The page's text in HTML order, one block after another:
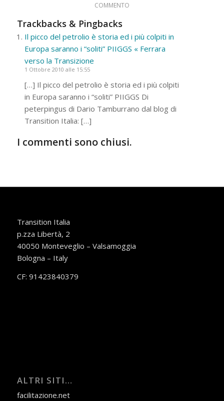
COMMENTO
Trackbacks & Pingbacks
Il picco del petrolio è storia ed i più colpiti in
Europa saranno i “soliti” PIIGGS « Ferrara
verso la Transizione
1 Ottobre 2010 alle 15:55
[…] Il picco del petrolio è storia ed i più colpiti
in Europa saranno i “soliti” PIIGGS Di
peterpingus di Dario Tamburrano dal blog di
Transition Italia: […]
I commenti sono chiusi.
Transition Italia
p.zza Libertà, 2
40050 Monteveglio – Valsamoggia
Bologna – Italy
CF: 91423840379
ALTRI SITI…
facilitazione.net